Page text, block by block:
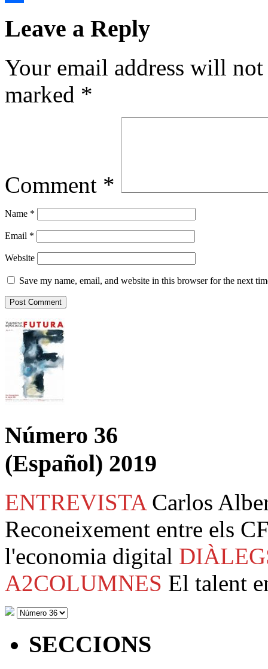
Leave a Reply
Your email address will
marked *
Comment *
Name *
Email *
Website
Save my name, email, and website in this browser for the next
Número 36
(Español) 2019
ENTREVISTA Carlos
Reconeixement entre els
l'economia digital
A2COLUMNES El talent
SECCIONS